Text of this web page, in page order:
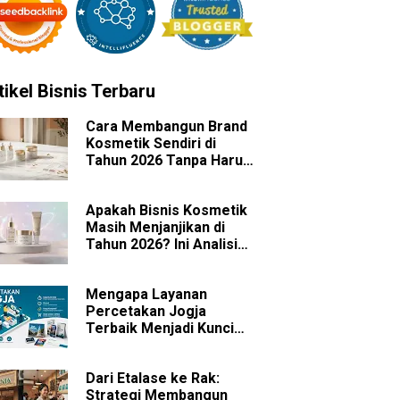
Bisnis Terbaru
Cara Membangun Brand
Kosmetik Sendiri di
Tahun 2026 Tanpa Harus
Apakah Bisnis Kosmetik
Masih Menjanjikan di
Tahun 2026? Ini Analisis
Mengapa Layanan
Percetakan Jogja
Terbaik Menjadi Kunci
Dari Etalase ke Rak:
Strategi Membangun